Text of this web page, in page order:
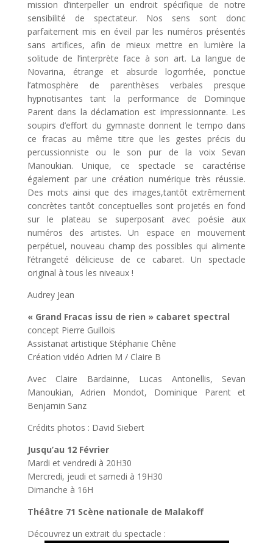
mission d’interpeller un endroit spécifique de notre
sensibilité de spectateur. Nos sens sont donc
parfaitement mis en éveil par les numéros présentés
sans artifices, afin de mieux mettre en lumière la
solitude de l’interprète face à son art. La langue de
Novarina, étrange et absurde logorrhée, ponctue
l’atmosphère de parenthèses verbales presque
hypnotisantes tant la performance de Dominque
Parent dans la déclamation est impressionnante. Les
soupirs d’effort du gymnaste donnent le tempo dans
ce fracas au même titre que les gestes précis du
percussionniste ou le son pur de la voix Sevan
Manoukian. Unique, ce spectacle se caractérise
également par une création numérique très réussie.
Des mots ainsi que des images,tantôt extrêmement
concrètes tantôt conceptuelles sont projetés en fond
sur le plateau se superposant avec poésie aux
numéros des artistes. Un espace en mouvement
perpétuel, nouveau champ des possibles qui alimente
l’étrangeté délicieuse de ce cabaret. Un spectacle
original à tous les niveaux !
Audrey Jean
« Grand Fracas issu de rien » cabaret spectral
concept Pierre Guillois
Assistanat artistique Stéphanie Chêne
Création vidéo Adrien M / Claire B
Avec Claire Bardainne, Lucas Antonellis, Sevan
Manoukian, Adrien Mondot, Dominique Parent et
Benjamin Sanz
Crédits photos : David Siebert
Jusqu’au 12 Février
Mardi et vendredi à 20H30
Mercredi, jeudi et samedi à 19H30
Dimanche à 16H
Théâtre 71 Scène nationale de Malakoff
Découvrez un extrait du spectacle :